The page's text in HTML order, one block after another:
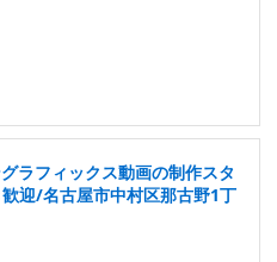
ラフィックス動画の制作スタ
迎/名古屋市中村区那古野1丁